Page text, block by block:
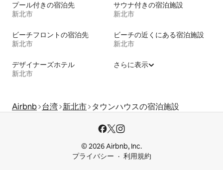
プール付きの宿泊先
新北市
サウナ付きの宿泊施設
新北市
ビーチフロントの宿泊先
新北市
ビーチの近くにある宿泊施設
新北市
デザイナーズホテル
新北市
さらに表示
Airbnb 台湾 新北市 タウンハウスの宿泊施設
© 2026 Airbnb, Inc.
プライバシー
利用規約